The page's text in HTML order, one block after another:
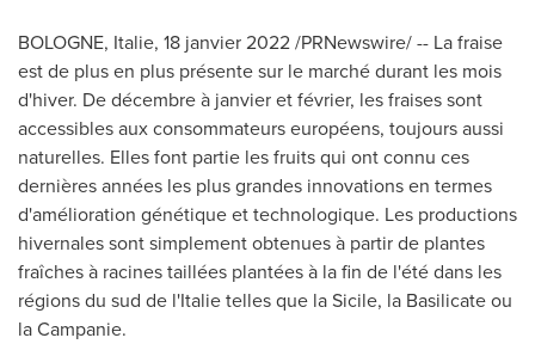
BOLOGNE, Italie, 18 janvier 2022 /PRNewswire/ -- La fraise
est de plus en plus présente sur le marché durant les mois
d'hiver. De décembre à janvier et février, les fraises sont
accessibles aux consommateurs européens, toujours aussi
naturelles. Elles font partie les fruits qui ont connu ces
dernières années les plus grandes innovations en termes
d'amélioration génétique et technologique. Les productions
hivernales sont simplement obtenues à partir de plantes
fraîches à racines taillées plantées à la fin de l'été dans les
régions du sud de l'Italie telles que la Sicile, la Basilicate ou
la Campanie.